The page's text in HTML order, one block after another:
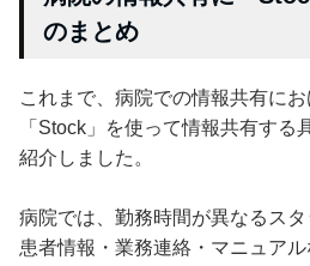
のまとめ
これまで、病院での情報共有に
「Stock」を使って情報共有する
紹介しました。
病院では、勤務時間が異なるスタ
患者情報・業務連絡・マニュア